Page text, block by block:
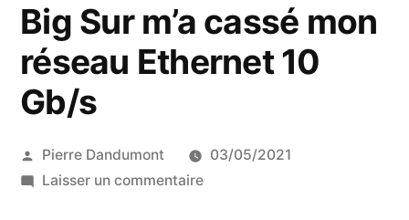
Big Sur m’a cassé mon
réseau Ethernet 10
Gb/s
Publié
par
Pierre Dandumont
03/05/2021
Laisser un commentairesur